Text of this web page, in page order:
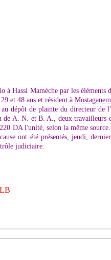
Hassi Mamèche par les
et 48 ans et résident à Mostaganem
dépôt de plainte du directeur
de A. N. et B. A., deux
DA l'unité, selon la même
ont été présentés, jeudi,
judiciaire.